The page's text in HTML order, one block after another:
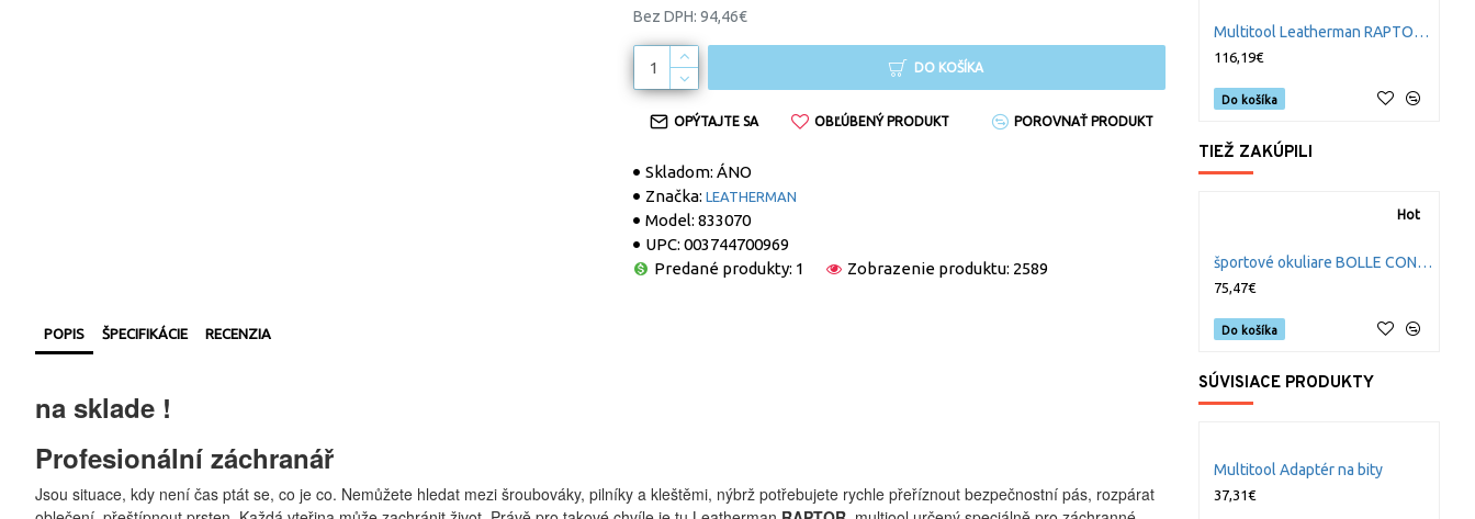
Skladom: ÁNO
Značka: LEATHERMAN
Model: 833070
UPC: 003744700969
Predané produkty: 1
Zobrazenie produktu: 2589
Bez DPH: 94,46€
DO KOŠÍKA
OPÝTAJTE SA OBĽÚBENÝ PRODUKT POROVNAŤ PRODUKT
POPIS ŠPECIFIKÁCIE RECENZIA
na sklade !
Profesionální záchranář
Jsou situace, kdy není čas ptát se, co je co. Nemůžete hledat mezi šroubováky, pilníky a kleštěmi, nýbrž potřebujete rychle přeříznout bezpečnostní pás, rozpárat
Multitool Leatherman RAPTOR BLUE/ BLACK
116,19€
Do košíka
TIEŽ ZAKÚPILI
Hot
športové okuliare BOLLE CONTOUR polarizované
75,47€
Do košíka
SÚVISIACE PRODUKTY
Multitool Adaptér na bity
37,31€